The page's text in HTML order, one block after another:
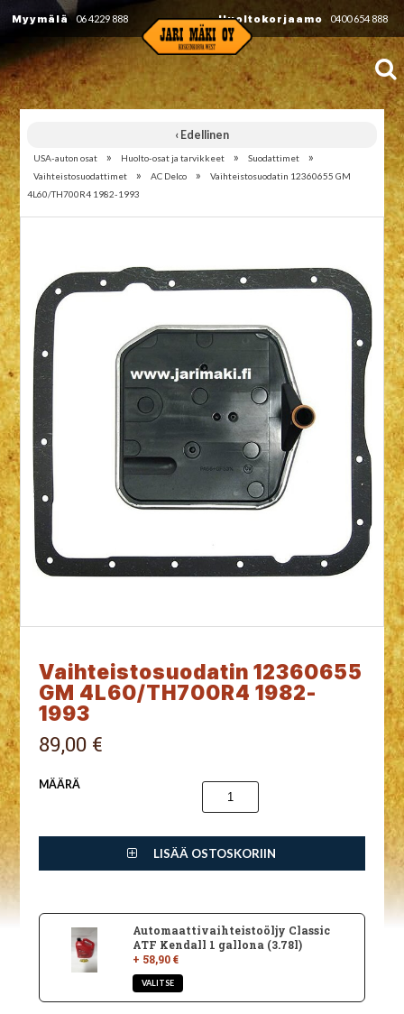
Myymälä 06 4229 888 Huoltokorjaamo 0400 654 888
‹ Edellinen
USA-auton osat » Huolto-osat ja tarvikkeet » Suodattimet »
Vaihteistosuodattimet » AC Delco »
Vaihteistosuodatin 12360655 GM
4L60/TH700R4 1982-1993
Vaihteistosuodatin 12360655
GM 4L60/TH700R4 1982-
1993
89,00 €
MÄÄRÄ
LISÄÄ OSTOSKORIIN
Automaattivaihteistoöljy Classic
ATF Kendall 1 gallona (3.78l)
+ 58,90 €